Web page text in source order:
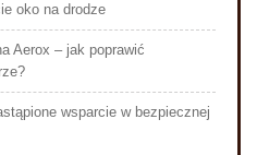
oko na drodze
Aerox – jak poprawić
wsparcie w bezpiecznej